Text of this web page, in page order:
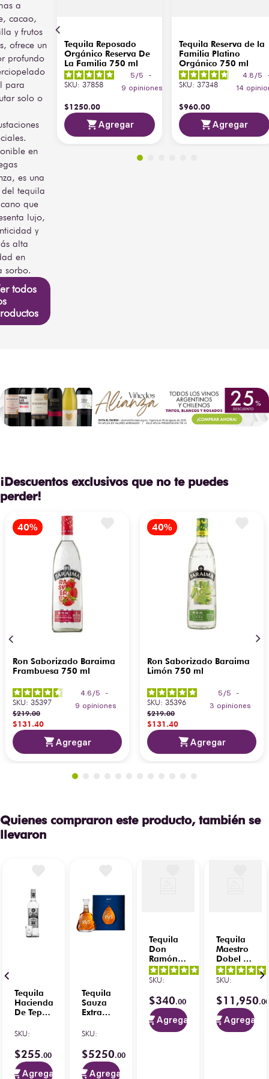
tequilera premium, para
apreciar plenamente su
pureza.
Reserva de la Familia
Platino Orgánico está
pensado para
consumidores exigentes
que buscan un tequila
auténtico, limpio y de
origen responsable. Ideal
para degustación
pausada, ocasiones
parte de una cava de alto
nivel donde la calidad y la
trazabilidad del producto
son prioritarias.
La imagen del producto es
únicamente de referencia,
los diseños de etiquetas,
presentación pueden
cambiar sin previo aviso.
a
cacao,
y frutos
ofrece un
profundo
para
solo o
en
es una
tequila
que
lujo,
y
alta
en
sorbo.
todos
Tequila Reposado
Orgánico Reserva De
La Familia 750 ml
5 /5
-
9 opiniones
SKU:37858
$1250.00
Agregar
Tequila Reserva de la
Familia Platino
Orgánico 750 ml
4.8 /5
14
SKU: 37348
$960.00
Agregar
¡Descuentos exclusivos que no te puedes
perder!
Ron Saborizado Baraima
Frambuesa 750 ml
4.6 /5
-
9 opiniones
SKU: 35397
$219.00
$131.40
Agregar
Ron Saborizado Baraima
Limón 750 ml
5 /5
-
3 opiniones
SKU: 35396
$219.00
$131.40
Agregar
Quienes compraron este producto, también se
llevaron
opiniones
Tequila
Hacienda
De Tepa
100%
con
Caballito
SKU:
$255.00
Agregar
Tequila
Sauza
Extra
150
750 ml
SKU:
$5250.00
Agregar
Tequila
Don
Ramón
Reposado
Punta
750 ml
con Plata
200 ml
5/5-
opiniones
SKU:
$340.00
Agregar
Tequila
Maestro
Dobel 50
Extra
Añejo
100%
Onora 3°
Edic 1.75
L
SKU:
$11 ,950.
Agregar